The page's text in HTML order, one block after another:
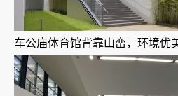
车公庙体育馆背靠山峦，环境优